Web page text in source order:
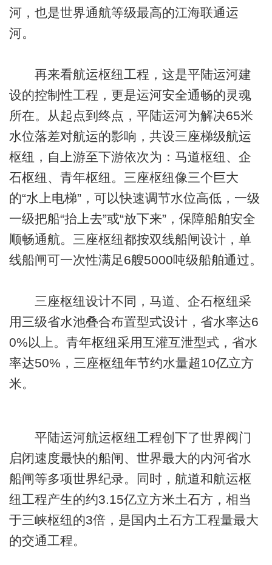
河，也是世界通航等级最高的江海联通运
河。
再来看航运枢纽工程，这是平陆运河建
设的控制性工程，更是运河安全通畅的灵魂
所在。从起点到终点，平陆运河为解决65米
水位落差对航运的影响，共设三座梯级航运
枢纽，自上游至下游依次为：马道枢纽、企
石枢纽、青年枢纽。三座枢纽像三个巨大
的“水上电梯”，可以快速调节水位高低，一级
一级把船“抬上去”或“放下来”，保障船舶安全
顺畅通航。三座枢纽都按双线船闸设计，单
线船闸可一次性满足6艘5000吨级船舶通过。
三座枢纽设计不同，马道、企石枢纽采
用三级省水池叠合布置型式设计，省水率达6
0%以上。青年枢纽采用互灌互泄型式，省水
率达50%，三座枢纽年节约水量超10亿立方
米。
平陆运河航运枢纽工程创下了世界阀门
启闭速度最快的船闸、世界最大的内河省水
船闸等多项世界纪录。同时，航道和航运枢
纽工程产生的约3.15亿立方米土石方，相当
于三峡枢纽的3倍，是国内土石方工程量最大
的交通工程。